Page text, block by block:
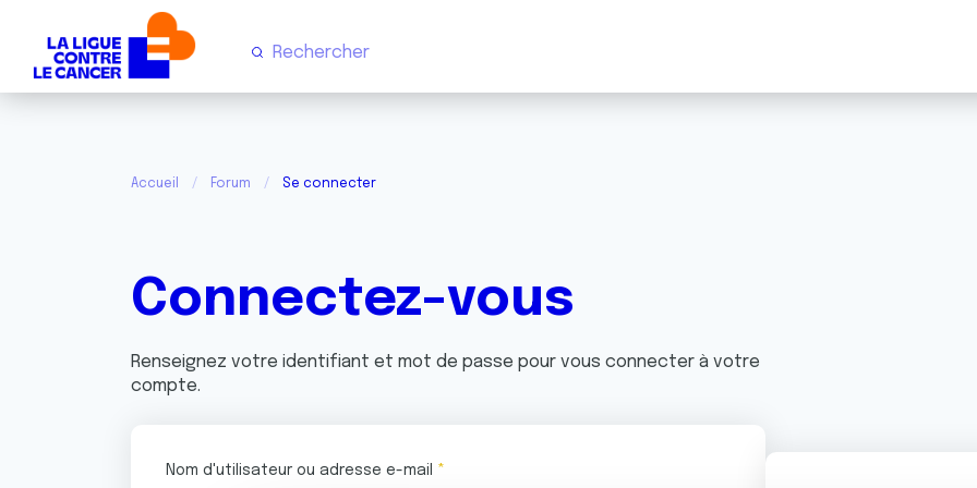
Accueil Forum Se connecter
Connectez-vous
Renseignez votre identifiant et mot de passe pour vous connecter à votre
compte.
Nom d'utilisateur ou adresse e-mail